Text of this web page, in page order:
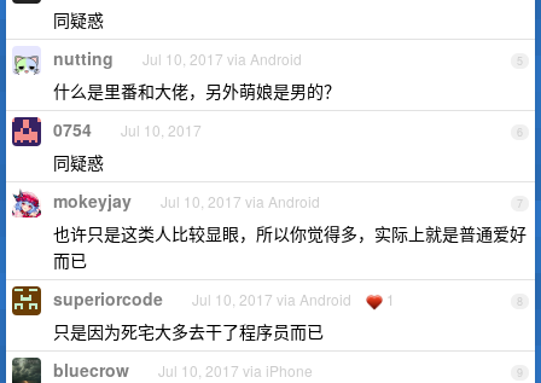
同疑惑
5
nutting Jul 10, 2017 via Android
什么是里番和大佬，另外萌娘是男的？
6
0754 Jul 10, 2017
同疑惑
7
mokeyjay Jul 10, 2017 via Android
也许只是这类人比较显眼，所以你觉得多，实际上就是普通爱好
而已
8
superiorcode Jul 10, 2017 via Android 1
只是因为死宅大多去干了程序员而已
9
bluecrow Jul 10, 2017 via iPhone